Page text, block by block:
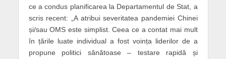
ce a condus planificarea la Departamentul de Stat, a
scris recent: „A atribui severitatea pandemiei Chinei
și/sau OMS este simplist. Ceea ce a contat mai mult
în țările luate individual a fost voința liderilor de a
propune politici sănătoase – testare rapidă și